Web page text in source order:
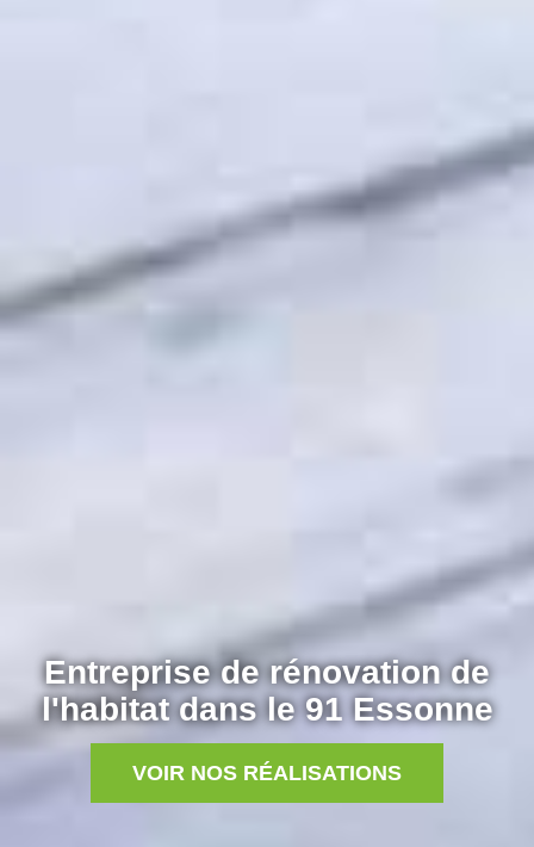
Entreprise de rénovation de
l'habitat dans le 91 Essonne
VOIR NOS RÉALISATIONS